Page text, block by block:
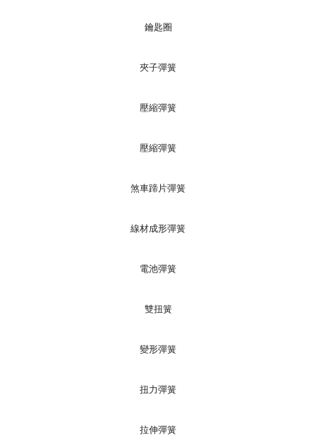
鑰匙圈
夾子彈簧
壓縮彈簧
壓縮彈簧
煞車蹄片彈簧
線材成形彈簧
電池彈簧
雙扭簧
變形彈簧
扭力彈簧
拉伸彈簧